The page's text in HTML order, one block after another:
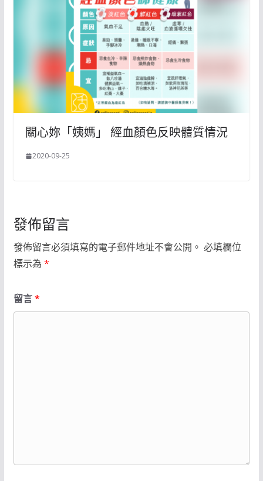
關心妳「姨媽」 經血顏色反映體質情況
2020-09-25
發佈留言
發佈留言必須填寫的電子郵件地址不會公開。 必填欄位
標示為 *
留言*